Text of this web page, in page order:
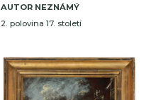
AUTOR NEZNÁMÝ
2. polovina 17. století